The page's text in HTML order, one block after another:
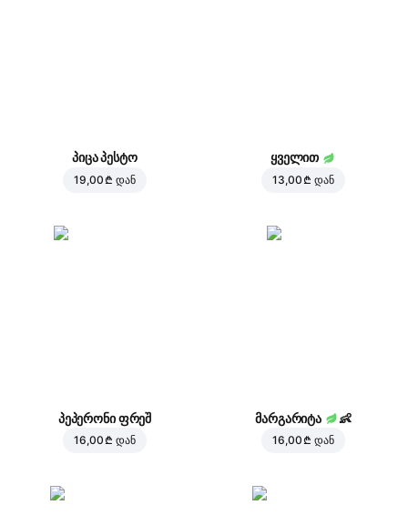
პიცა პესტო
19,00 ₾ დან
ყველით
13,00 ₾ დან
პეპერონი ფრეშ
16,00 ₾ დან
მარგარიტა 👶
16,00 ₾ დან